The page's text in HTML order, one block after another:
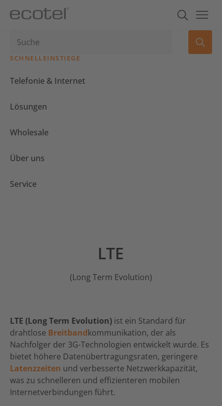
SCHNELLEINSTIEGE
Telefonie & Internet
Lösungen
Wholesale
Über uns
Service
LTE
(Long Term Evolution)
LTE (Long Term Evolution) ist ein Standard für
drahtlose Breitbandkommunikation, der als
Nachfolger der 3G-Technologien entwickelt wurde. Es
bietet höhere Datenübertragungsraten, geringere
Latenzzeiten und verbesserte Netzwerkkapazität,
was zu schnelleren und effizienteren mobilen
Internetverbindungen führt.